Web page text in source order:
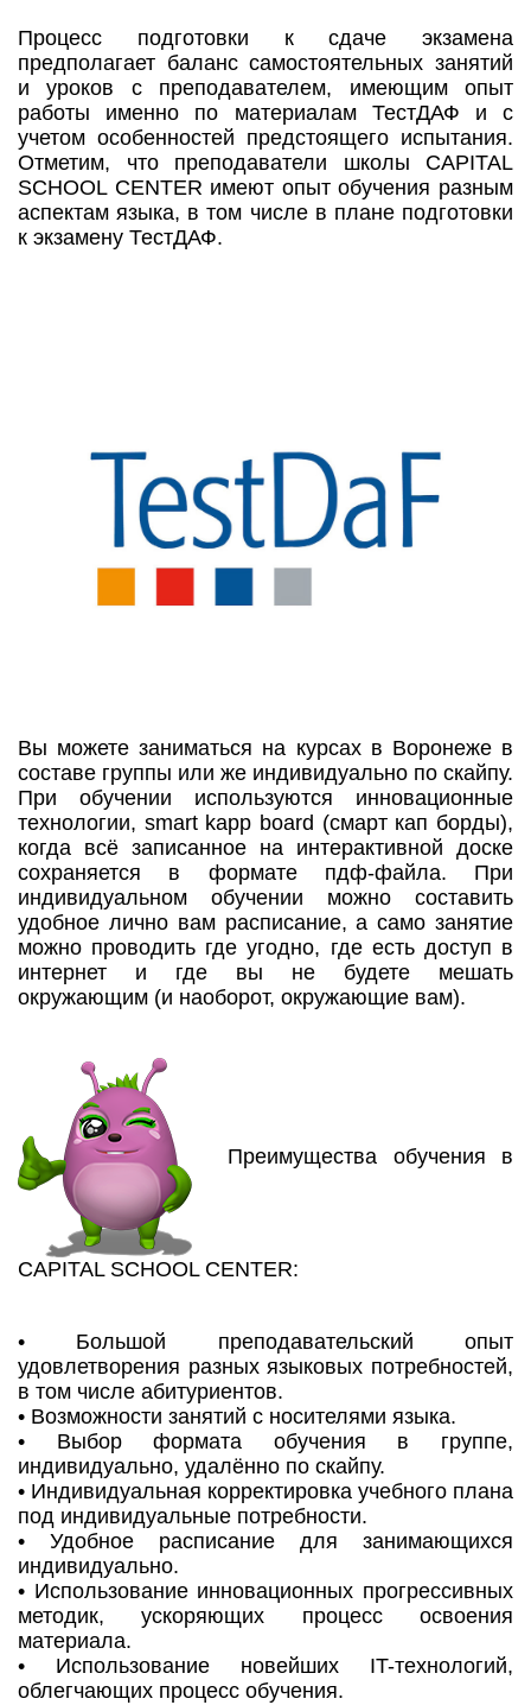
Процесс подготовки к сдаче экзамена
предполагает баланс самостоятельных занятий
и уроков с преподавателем, имеющим опыт
работы именно по материалам ТестДАФ и с
учетом особенностей предстоящего испытания.
Отметим, что преподаватели школы CAPITAL
SCHOOL CENTER имеют опыт обучения разным
аспектам языка, в том числе в плане подготовки
к экзамену ТестДАФ.
Вы можете заниматься на курсах в Воронеже в
составе группы или же индивидуально по скайпу.
При обучении используются инновационные
технологии, smart kapp board (смарт кап борды),
когда всё записанное на интерактивной доске
сохраняется в формате пдф-файла. При
индивидуальном обучении можно составить
удобное лично вам расписание, а само занятие
можно проводить где угодно, где есть доступ в
интернет и где вы не будете мешать
окружающим (и наоборот, окружающие вам).
Преимущества обучения в
CAPITAL SCHOOL CENTER:
• Большой преподавательский опыт
удовлетворения разных языковых потребностей,
в том числе абитуриентов.
• Возможности занятий с носителями языка.
• Выбор формата обучения в группе,
индивидуально, удалённо по скайпу.
• Индивидуальная корректировка учебного плана
под индивидуальные потребности.
• Удобное расписание для занимающихся
индивидуально.
• Использование инновационных прогрессивных
методик, ускоряющих процесс освоения
материала.
• Использование новейших IT-технологий,
облегчающих процесс обучения.